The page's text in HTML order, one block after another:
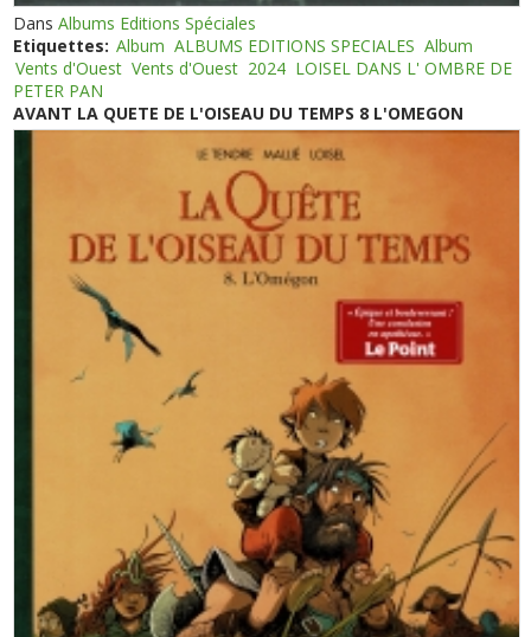
DansAlbums Editions Spéciales
Etiquettes: Album ALBUMS EDITIONS SPECIALES Album
Vents d'Ouest Vents d'Ouest 2024 LOISEL DANS L' OMBRE DE
PETER PAN
AVANT LA QUETE DE L'OISEAU DU TEMPS 8 L'OMEGON